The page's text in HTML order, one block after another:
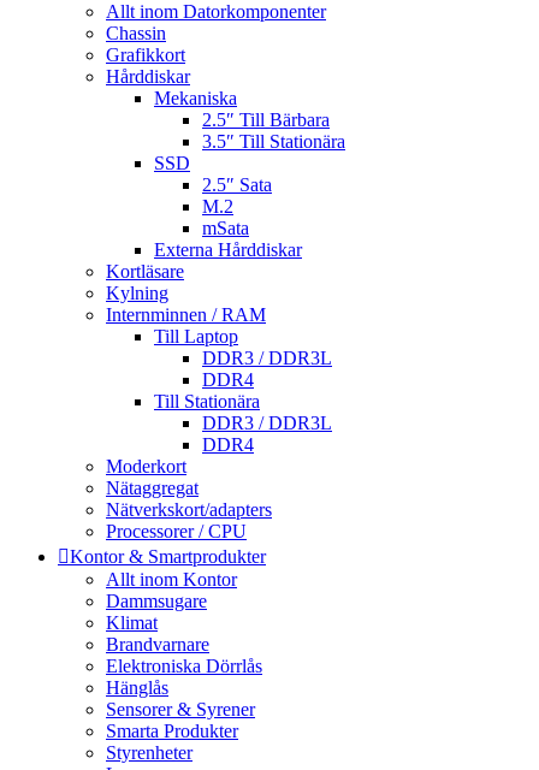
Allt inom Datorkomponenter
Chassin
Grafikkort
Hårddiskar
Mekaniska
2.5″ Till Bärbara
3.5″ Till Stationära
SSD
2.5″ Sata
M.2
mSata
Externa Hårddiskar
Kortläsare
Kylning
Internminnen / RAM
Till Laptop
DDR3 / DDR3L
DDR4
Till Stationära
DDR3 / DDR3L
DDR4
Moderkort
Nätaggregat
Nätverkskort/adapters
Processorer / CPU
Kontor & Smartprodukter
Allt inom Kontor
Dammsugare
Klimat
Brandvarnare
Elektroniska Dörrlås
Hänglås
Sensorer & Syrener
Smarta Produkter
Styrenheter